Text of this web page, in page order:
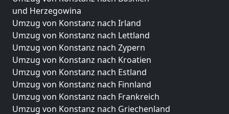
und Herzegowina
Umzug von Konstanz nach Irland
Umzug von Konstanz nach Lettland
Umzug von Konstanz nach Zypern
Umzug von Konstanz nach Kroatien
Umzug von Konstanz nach Estland
Umzug von Konstanz nach Finnland
Umzug von Konstanz nach Frankreich
Umzug von Konstanz nach Griechenland